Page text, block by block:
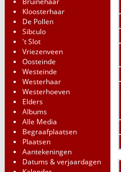
Kloosterhaar
De Pollen
Sibculo
't Slot
Vriezenveen
Oosteinde
Westeinde
Westerhaar
Westerhoeven
Elders
Albums
Alle Media
Begraafplaatsen
Plaatsen
Aantekeningen
Datums & verjaardagen